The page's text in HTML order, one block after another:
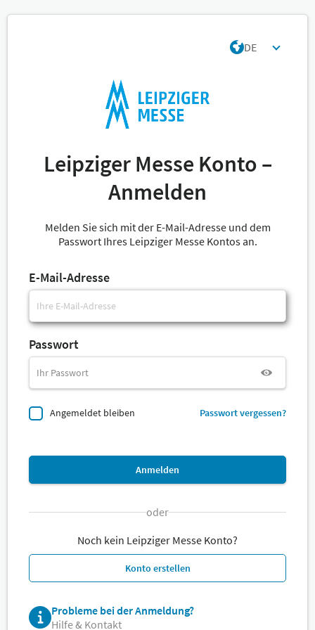
DE
Leipziger Messe Konto –
Anmelden
Melden Sie sich mit der E-Mail-Adresse und dem
Passwort Ihres Leipziger Messe Kontos an.
E-Mail-Adresse
Passwort
Angemeldet bleiben Passwort vergessen?
Anmelden
oder
Noch kein Leipziger Messe Konto?
Konto erstellen
Probleme bei der Anmeldung?
Hilfe & Kontakt